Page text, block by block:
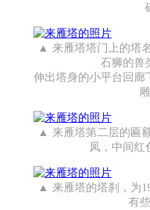
来雁塔塔门上的塔
石狮的兽
伸出塔身的小平台回廊
来雁塔第二层的匾
凤，中间红
来雁塔的塔刹，为
有